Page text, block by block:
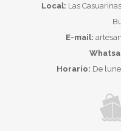
Local: Las
E-mail:
Horario: De